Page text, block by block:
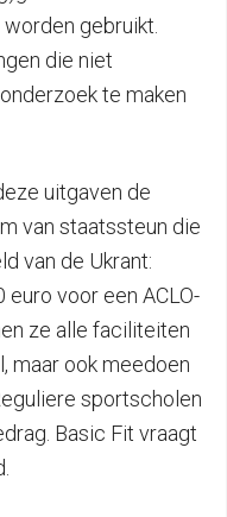
worden gebruikt.
die niet
te maken
uitgaven de
van staatssteun die
van de Ukrant:
voor een ACLO-
ze alle faciliteiten
maar ook meedoen
sportscholen
Basic Fit vraagt